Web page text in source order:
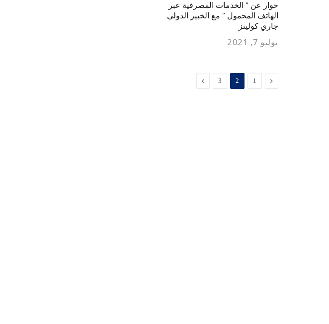
حوار عن ” الخدمات المصرفية عبر
الهاتف المحمول ” مع الخبير الدولي
جاري كولينز
يوليو 7, 2021
السابق
1
2
3 التالي